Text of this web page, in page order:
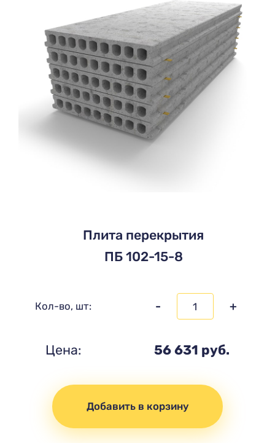
Плита перекрытия
ПБ 102-15-8
Кол-во, шт: - +
Цена: 56 631 руб.
Добавить в корзину